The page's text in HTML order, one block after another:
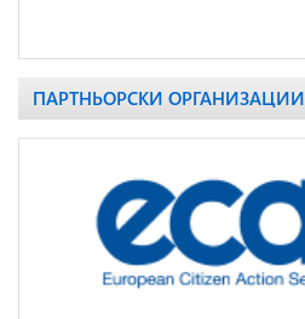
ПАРТНЬОРСКИ ОРГАНИЗАЦИИ